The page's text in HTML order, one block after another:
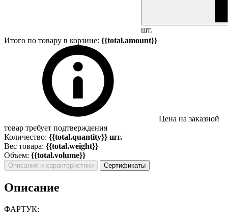
шт.
Итого по товару в корзине: {{total.amount}}
Цена на заказной
товар требует подтверждения
Количество: {{total.quantity}} шт.
Вес товара: {{total.weight}}
Объем: {{total.volume}}
Описание и характеристики Сертификаты
Описание
ФАРТУК: